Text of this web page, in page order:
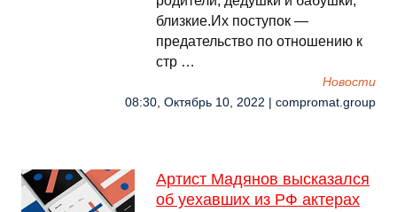
близкие.Их поступок —
предательство по отношению к
стр …
Новости
08:30, Октябрь 10, 2022 | compromat.group
Артист Мадянов высказался
об уехавших из РФ актерах